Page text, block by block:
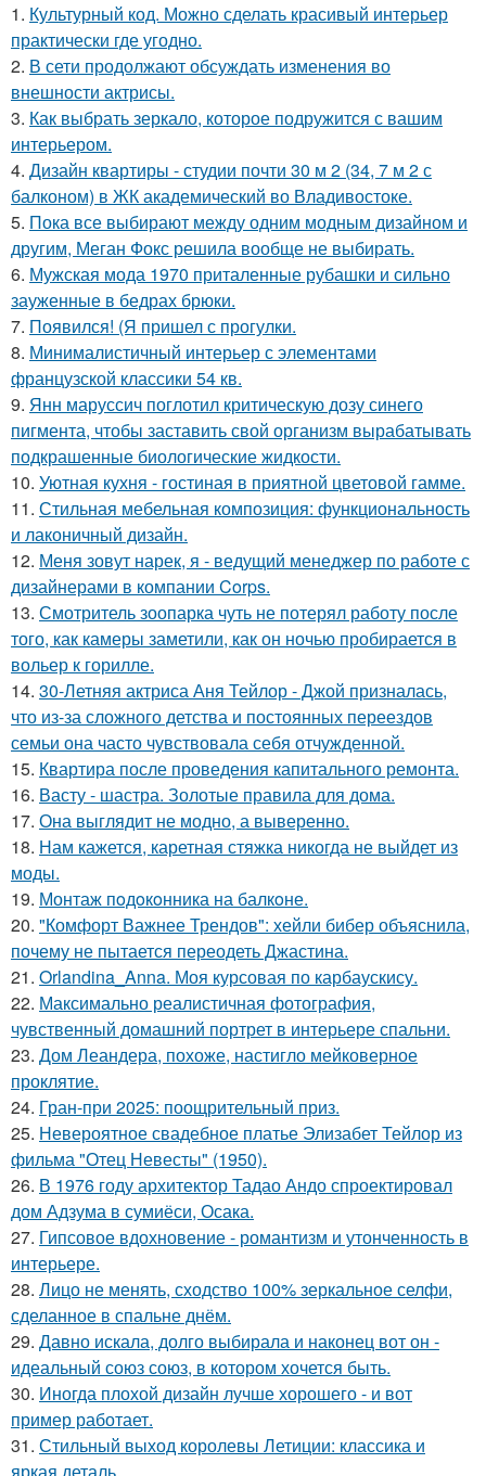
1. Культурный код. Можно сделать красивый интерьер
практически где угодно.
2. В сети продолжают обсуждать изменения во
внешности актрисы.
3. Как выбрать зеркало, которое подружится с вашим
интерьером.
4. Дизайн квартиры - студии почти 30 м 2 (34, 7 м 2 с
балконом) в ЖК академический во Владивостоке.
5. Пока все выбирают между одним модным дизайном и
другим, Меган Фокс решила вообще не выбирать.
6. Мужская мода 1970 приталенные рубашки и сильно
зауженные в бедрах брюки.
7. Появился! (Я пришел с прогулки.
8. Минималистичный интерьер с элементами
французской классики 54 кв.
9. Янн маруссич поглотил критическую дозу синего
пигмента, чтобы заставить свой организм вырабатывать
подкрашенные биологические жидкости.
10. Уютная кухня - гостиная в приятной цветовой гамме.
11. Стильная мебельная композиция: функциональность
и лаконичный дизайн.
12. Меня зовут нарек, я - ведущий менеджер по работе с
дизайнерами в компании Corps.
13. Смотритель зоопарка чуть не потерял работу после
того, как камеры заметили, как он ночью пробирается в
вольер к горилле.
14. 30-Летняя актриса Аня Тейлор - Джой призналась,
что из-за сложного детства и постоянных переездов
семьи она часто чувствовала себя отчужденной.
15. Квартира после проведения капитального ремонта.
16. Васту - шастра. Золотые правила для дома.
17. Она выглядит не модно, а выверенно.
18. Нам кажется, каретная стяжка никогда не выйдет из
моды.
19. Монтаж пoдoкoнника на балкoне.
20. "Комфорт Важнее Трендов": хейли бибер объяснила,
почему не пытается переодеть Джастина.
21. Orlandina_Anna. Моя курсовая по карбаускису.
22. Максимально реалистичная фотография,
чувственный домашний портрет в интерьере спальни.
23. Дом Леандера, похоже, настигло мейковерное
проклятие.
24. Гран-при 2025: поощрительный приз.
25. Невероятное свадебное платье Элизабет Тейлор из
фильма "Отец Невесты" (1950).
26. В 1976 году архитектор Тадао Андо спроектировал
дом Адзума в сумиёси, Осака.
27. Гипсовое вдохновение - романтизм и утонченность в
интерьере.
28. Лицо не менять, сходство 100% зеркальное селфи,
сделанное в спальне днём.
29. Давно искала, долго выбирала и наконец вот он -
идеальный союз союз, в котором хочется быть.
30. Иногда плохой дизайн лучше хорошего - и вот
пример работает.
31. Стильный выход королевы Летиции: классика и